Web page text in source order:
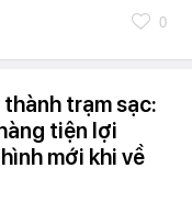
0
trạm sạc:
tiện lợi
mới khi về